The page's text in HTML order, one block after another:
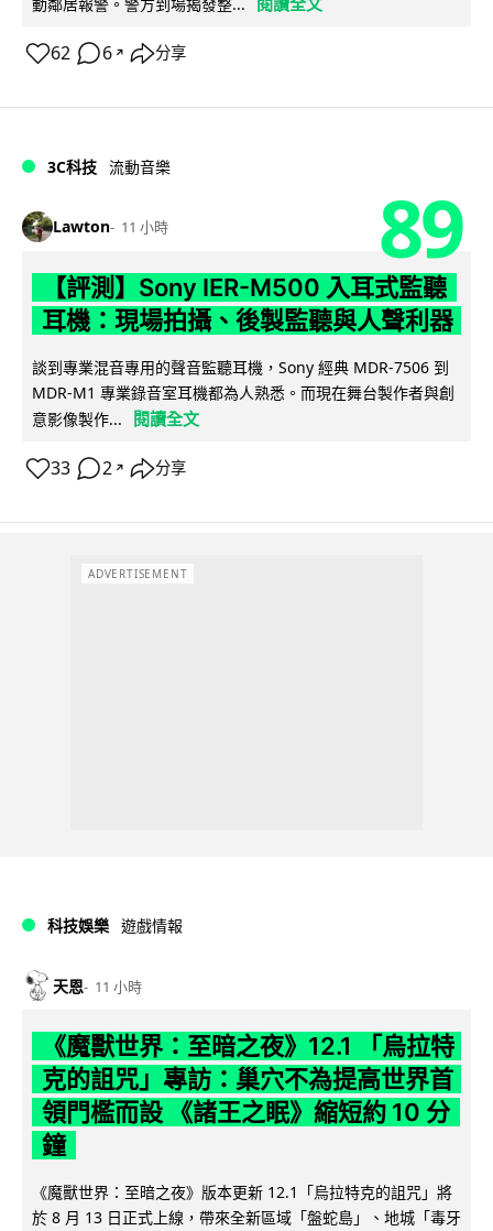
62 6 ↗ 分享
3C科技 流動音樂
Lawton 11 小時 89
【評測】Sony IER-M500 入耳式監聽
耳機：現場拍攝、後製監聽與人聲利器
談到專業混音專用的聲音監聽耳機，Sony 經典 MDR-7506 到
MDR-M1 專業錄音室耳機都為人熟悉。而現在舞台製作者與創
意影像製作...
閱讀全文
33 2 ↗ 分享
ADVERTISEMENT
科技娛樂 遊戲情報
天恩 11 小時
《魔獸世界：至暗之夜》12.1 「烏拉特
克的詛咒」專訪：巢穴不為提高世界首
領門檻而設 《諸王之眠》縮短約 10 分
鐘
《魔獸世界：至暗之夜》版本更新 12.1「烏拉特克的詛咒」將
於 8 月 13 日正式上線，帶來全新區域「盤蛇島」、地城「毒牙